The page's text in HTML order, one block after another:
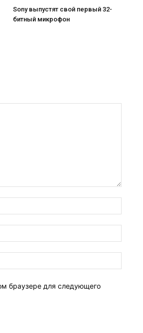
Sony выпустят свой первый 32-
битный микрофон
браузере для следующего